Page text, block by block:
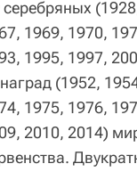
1969, 1970,
1995, 1997,
(1952,
1975, 1976,
2010, 2014)